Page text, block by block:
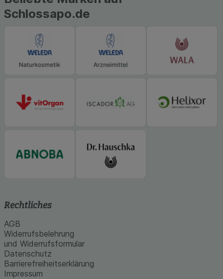
Schlossapo.de
Rechtliches
AGB
Widerrufsbelehrung
und Widerrufsformular
Datenschutz
Barrierefreiheitserklärung
Impressum